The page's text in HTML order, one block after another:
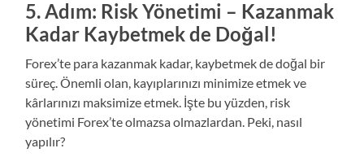
5. Adım: Risk Yönetimi – Kazanmak
Kadar Kaybetmek de Doğal!
Forex’te para kazanmak kadar, kaybetmek de doğal bir
süreç. Önemli olan, kayıplarınızı minimize etmek ve
kârlarınızı maksimize etmek. İşte bu yüzden, risk
yönetimi Forex’te olmazsa olmazlardan. Peki, nasıl
yapılır?